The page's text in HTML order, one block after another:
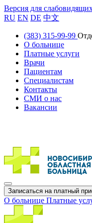
Версия для
RU EN DE 中文
(383) 315-99-99
О больнице
Платные услуги
Врачи
Пациентам
Специалистам
Контакты
СМИ о нас
Вакансии
Записаться на платный
О больнице Платные